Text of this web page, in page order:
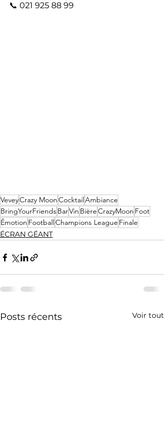
📞 021 925 88 99
VeveyCrazy MoonCocktailAmbiance
BringYourFriendsBarVin BièreCrazyMoon Foot
Émotion FootballChampions League Finale
ÉCRAN GÉANT
Posts récents Voir tout